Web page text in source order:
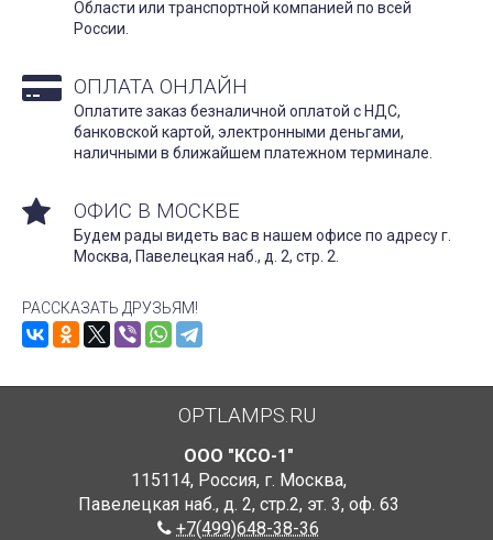
Области или транспортной компанией по всей
России.
ОПЛАТА ОНЛАЙН
Оплатите заказ безналичной оплатой с НДС,
банковской картой, электронными деньгами,
наличными в ближайшем платежном терминале.
ОФИС В МОСКВЕ
Будем рады видеть вас в нашем офисе по адресу г.
Москва, Павелецкая наб., д. 2, стр. 2.
РАССКАЗАТЬ ДРУЗЬЯМ!
OPTLAMPS.RU
ООО "КСО-1"
115114, Россия, г. Москва,
Павелецкая наб., д. 2, стр.2, эт. 3, оф. 63
+7(499)648-38-36